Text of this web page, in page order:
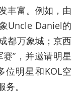
丰富。例如，由
Uncle Daniel的
都万象城；京西
”，并邀请明星
位明星和KOL空
。